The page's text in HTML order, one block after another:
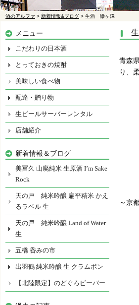
酒のアルファ > 新着情報&ブログ > 生酒 鰺ヶ澤
青森
り、
～京
メニュー
こだわりの日本酒
とっておきの焼酎
美味しい食べ物
配達・贈り物
生ビールサーバーレンタル
店舗紹介
新着情報＆ブログ
美冨久 山廃純米 生原酒 I’m Sake
Rock
天の戸 純米吟醸 扁平精米 かえ
るラベル 生
天の戸 純米吟醸 Land of Water
生
五橋 呑みの市
出羽鶴 純米吟醸 生 クラムボン
【北陸限定】のどぐろビーバー